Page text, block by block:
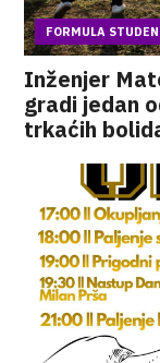
FORMULA
Inženjer
gradi jedan
trkaćih